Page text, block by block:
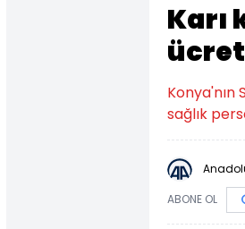
Karı
Konya'nın
sağlık
ABONE OL